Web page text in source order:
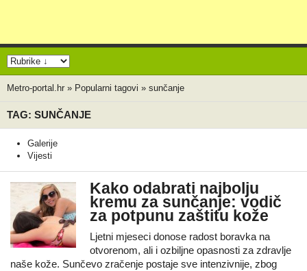
Metro-portal.hr » Popularni tagovi » sunčanje
TAG: SUNČANJE
Galerije
Vijesti
Kako odabrati najbolju
kremu za sunčanje: vodič
za potpunu zaštitu kože
Ljetni mjeseci donose radost boravka na
otvorenom, ali i ozbiljne opasnosti za zdravlje
naše kože. Sunčevo zračenje postaje sve intenzivnije, zbog